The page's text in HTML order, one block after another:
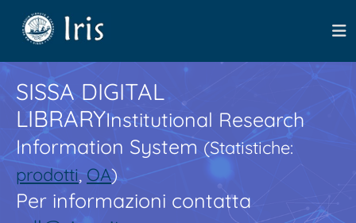
SISSA DIGITAL
LIBRARYInstitutional Research
Information System(Statistiche:
prodotti,OA)
Per informazioni contatta